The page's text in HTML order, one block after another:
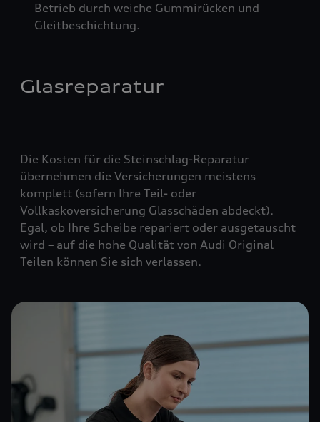
Betrieb durch weiche Gummirücken und
Gleitbeschichtung.
Glasreparatur
Die Kosten für die Steinschlag-Reparatur
übernehmen die Versicherungen meistens
komplett (sofern Ihre Teil- oder
Vollkaskoversicherung Glasschäden abdeckt).
Egal, ob Ihre Scheibe repariert oder ausgetauscht
wird – auf die hohe Qualität von Audi Original
Teilen können Sie sich verlassen.